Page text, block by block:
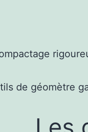
de géomètre